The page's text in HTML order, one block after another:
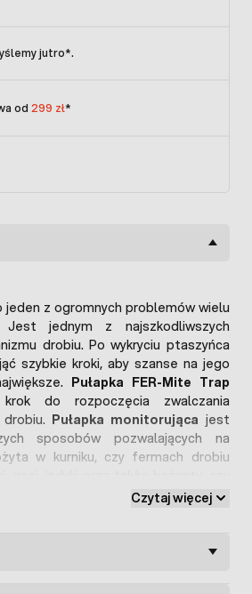
jutro*.
od 299 zł*
jeden z ogromnych problemów wielu
Jest jednym z najszkodliwszych
drobiu. Po wykryciu ptaszyńca
szybkie kroki, aby szanse na jego
Pułapka FER-Mite Trap
do rozpoczęcia zwalczania
Pułapka monitorująca jest
sposobów pozwalających na
w kurniku, czy fermach drobiu
jest bardzo prosta w
przy obecności drobiu. Cały proces
Czytaj więcej